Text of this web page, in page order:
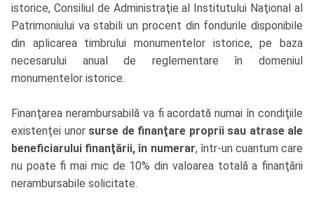
istorice, Consiliul de Administraţie al Institutului Naţional al
Patrimoniului va stabili un procent din fondurile disponibile
din aplicarea timbrului monumentelor istorice, pe baza
necesarului anual de reglementare în domeniul
monumentelor istorice.
Finanţarea nerambursabilă va fi acordată numai în condiţiile
existenţei unor surse de finanţare proprii sau atrase ale
beneficiarului finanţării, în numerar, într-un cuantum care
nu poate fi mai mic de 10% din valoarea totală a finanţării
nerambursabile solicitate.